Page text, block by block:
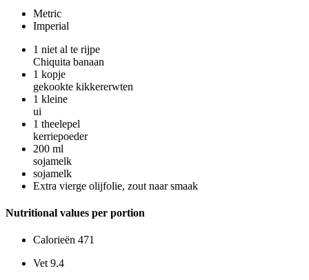
Metric
Imperial
1 niet al te rijpe
Chiquita banaan
1 kopje
gekookte kikkererwten
1 kleine
ui
1 theelepel
kerriepoeder
200 ml
sojamelk
sojamelk
Extra vierge olijfolie, zout naar smaak
Nutritional values per portion
Calorieën 471
Vet 9.4